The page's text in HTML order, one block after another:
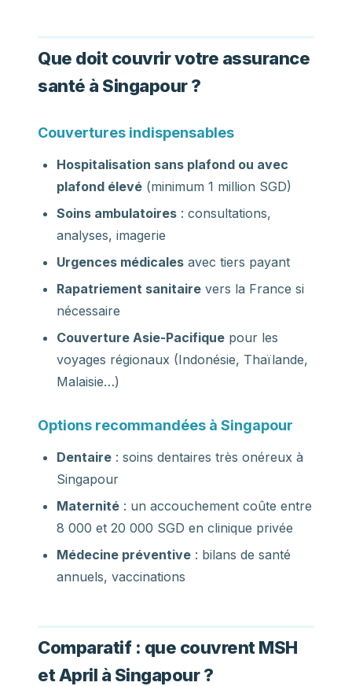
Que doit couvrir votre assurance
santé à Singapour ?
Couvertures indispensables
Hospitalisation sans plafond ou avec
plafond élevé (minimum 1 million SGD)
Soins ambulatoires : consultations,
analyses, imagerie
Urgences médicales avec tiers payant
Rapatriement sanitaire vers la France si
nécessaire
Couverture Asie-Pacifique pour les
voyages régionaux (Indonésie, Thaïlande,
Malaisie…)
Options recommandées à Singapour
Dentaire : soins dentaires très onéreux à
Singapour
Maternité : un accouchement coûte entre
8 000 et 20 000 SGD en clinique privée
Médecine préventive : bilans de santé
annuels, vaccinations
Comparatif : que couvrent MSH
et April à Singapour ?